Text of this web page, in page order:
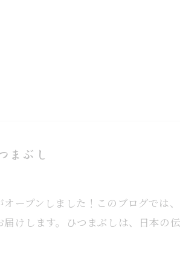
まぶし
ープンしました！このブログでは
けします。ひつまぶしは、日本の